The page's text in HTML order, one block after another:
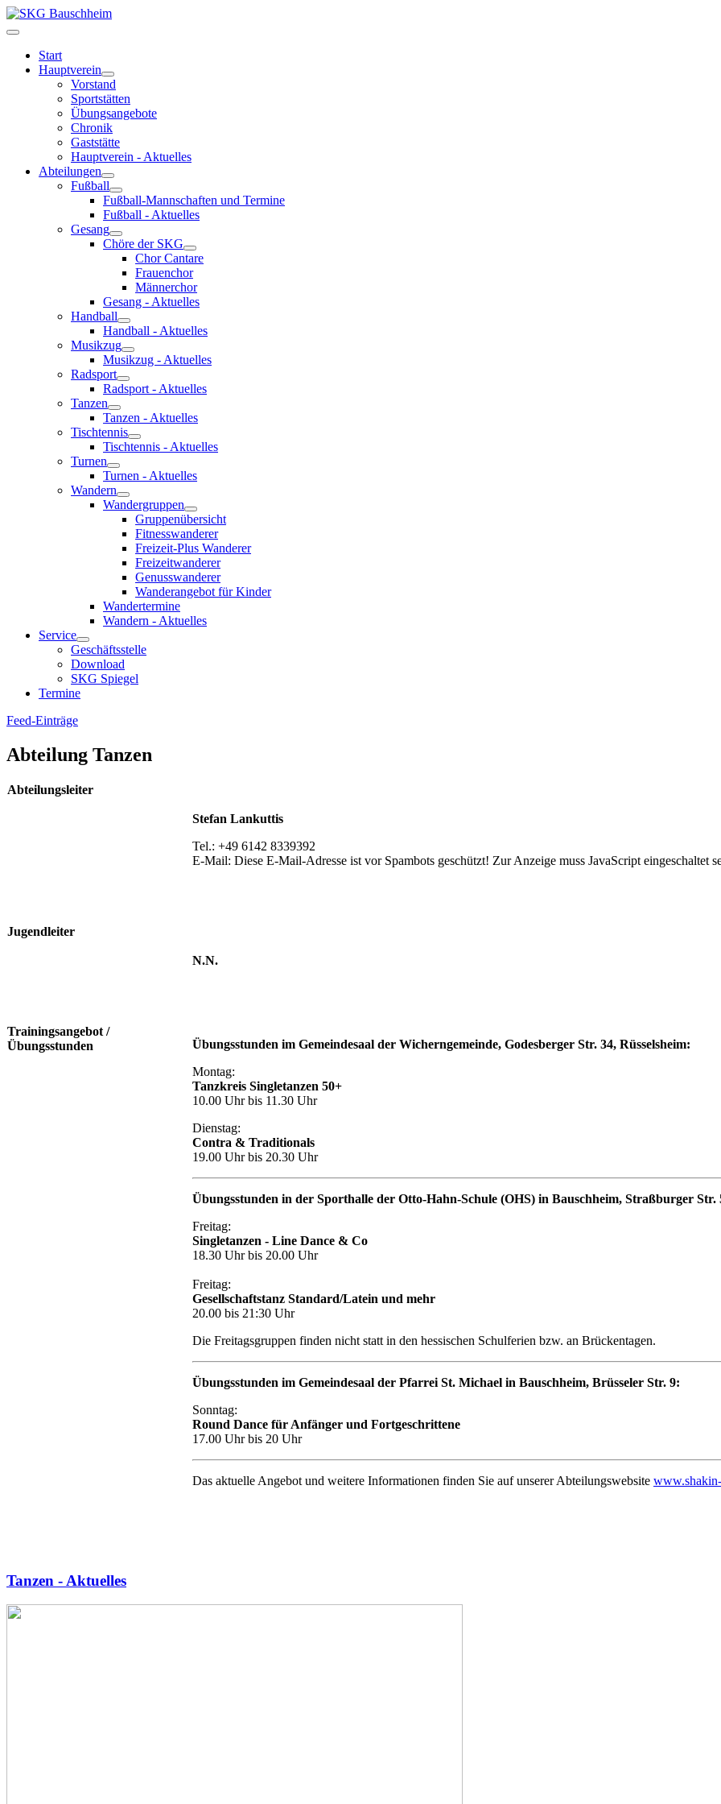
Start
Hauptverein
Vorstand
Sportstätten
Übungsangebote
Chronik
Gaststätte
Hauptverein - Aktuelles
Abteilungen
Fußball
Fußball-Mannschaften und Termine
Fußball - Aktuelles
Gesang
Chöre der SKG
Chor Cantare
Frauenchor
Männerchor
Gesang - Aktuelles
Handball
Handball - Aktuelles
Musikzug
Musikzug - Aktuelles
Radsport
Radsport - Aktuelles
Tanzen
Tanzen - Aktuelles
Tischtennis
Tischtennis - Aktuelles
Turnen
Turnen - Aktuelles
Wandern
Wandergruppen
Gruppenübersicht
Fitnesswanderer
Freizeit-Plus Wanderer
Freizeitwanderer
Genusswanderer
Wanderangebot für Kinder
Wandertermine
Wandern - Aktuelles
Service
Geschäftsstelle
Download
SKG Spiegel
Termine
Feed-Einträge
Abteilung Tanzen
Abteilungsleiter
Stefan Lankuttis
Tel.: +49 6142 8339392
E-Mail: Diese E-Mail-Adresse ist vor Spambots geschützt! Zur Anzeige muss JavaScript eingeschaltet
Jugendleiter
N.N.
Trainingsangebot /
Übungsstunden
Übungsstunden im Gemeindesaal der Wicherngemeinde, Godesberger Str. 34, Rüsselsheim:
Montag:
Tanzkreis Singletanzen 50+
10.00 Uhr bis 11.30 Uhr
Dienstag:
Contra & Traditionals
19.00 Uhr bis 20.30 Uhr
Übungsstunden in der Sporthalle der Otto-Hahn-Schule (OHS) in Bauschheim, Straßburger Str.
Freitag:
Singletanzen - Line Dance & Co
18.30 Uhr bis 20.00 Uhr
Freitag:
Gesellschaftstanz Standard/Latein und mehr
20.00 bis 21:30 Uhr
Die Freitagsgruppen finden nicht statt in den hessischen Schulferien bzw. an Brückentagen.
Übungsstunden im Gemeindesaal der Pfarrei St. Michael in Bauschheim, Brüsseler Str. 9:
Sonntag:
Round Dance für Anfänger und Fortgeschrittene
17.00 Uhr bis 20 Uhr
Das aktuelle Angebot und weitere Informationen finden Sie auf unserer Abteilungswebsite
Tanzen - Aktuelles